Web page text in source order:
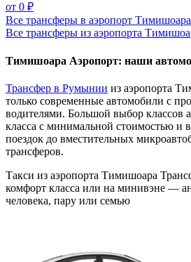
от 0 ₽
Все трансферы в аэропорт Тимишоара
Все трансферы из аэропорта
Тимишоара Аэропорт: наши
Трансфер в Румынии из аэропорта
только современные автомобили с
водителями. Большой выбор классов
класса с минимальной стоимостью и
поездок до вместительных
трансферов.
Такси из аэропорта Тимишоара
комфорт класса или на минивэне —
человека, пару или семью